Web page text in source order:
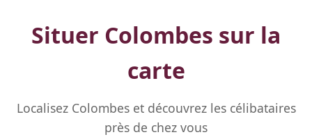
Situer Colombes sur la
carte
Localisez Colombes et découvrez les célibataires
près de chez vous